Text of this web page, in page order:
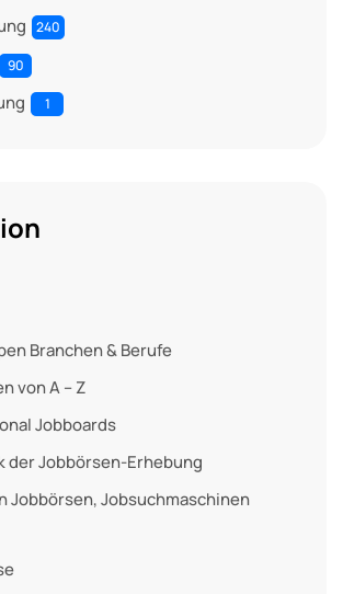
240
90
1
Branchen & Berufe
von A – Z
Jobboards
der Jobbörsen-Erhebung
Jobbörsen, Jobsuchmaschinen